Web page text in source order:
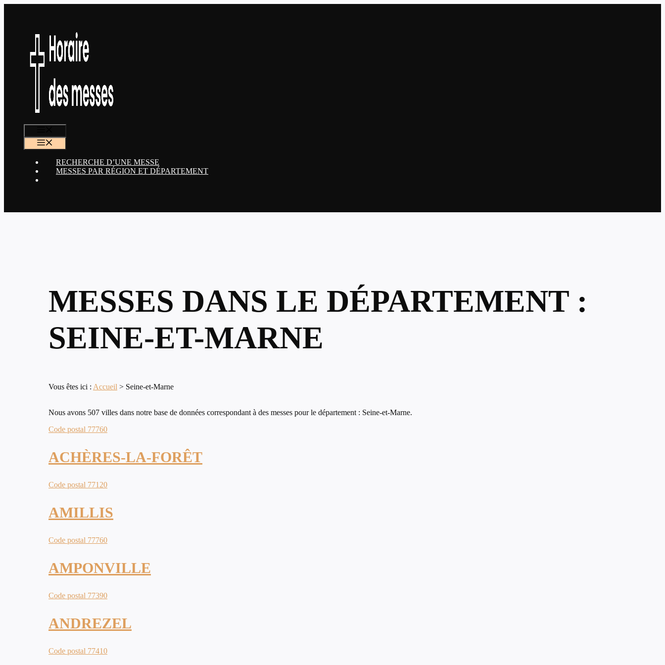
RECHERCHE D’UNE MESSE
MESSES PAR RÉGION ET DÉPARTEMENT
MESSES DANS LE DÉPARTEMENT :
SEINE-ET-MARNE
Vous êtes ici : Accueil > Seine-et-Marne
Nous avons 507 villes dans notre base de données correspondant à des messes pour le département : Seine-et-Marne.
Code postal 77760
ACHÈRES-LA-FORÊT
Code postal 77120
AMILLIS
Code postal 77760
AMPONVILLE
Code postal 77390
ANDREZEL
Code postal 77410